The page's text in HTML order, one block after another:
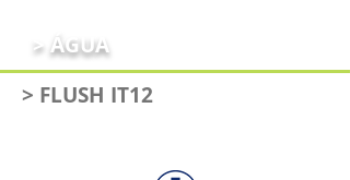
> ÁGUA
> FLUSH IT12